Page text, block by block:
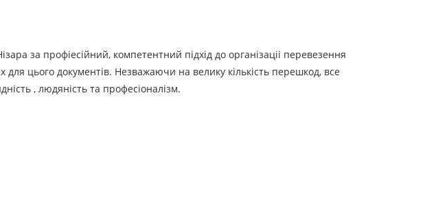
за профіесійний, компетентний підхід до організаціі перевезення
цього документів. Незважаючи на велику кількість перешкод, все
, людяність та професіоналізм.